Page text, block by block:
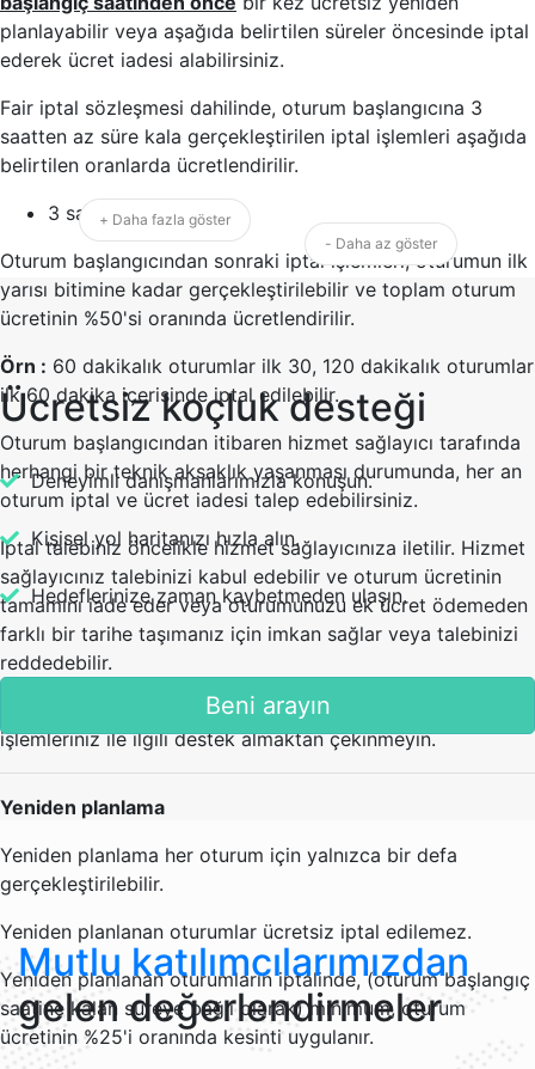
planlayabilir veya aşağıda belirtilen süreler öncesinde iptal
ederek ücret iadesi alabilirsiniz.
Fair iptal sözleşmesi dahilinde, oturum başlangıcına 3
saatten az süre kala gerçekleştirilen iptal işlemleri aşağıda
belirtilen oranlarda ücretlendirilir.
3 saatten az : %25
Oturum başlangıcından sonraki iptal işlemleri, oturumun ilk
yarısı bitimine kadar gerçekleştirilebilir ve toplam oturum
ücretinin %50'si oranında ücretlendirilir.
Örn : 60 dakikalık oturumlar ilk 30, 120 dakikalık oturumlar
ilk 60 dakika içerisinde iptal edilebilir.
Oturum başlangıcından itibaren hizmet sağlayıcı tarafında
herhangi bir teknik aksaklık yaşanması durumunda, her an
oturum iptal ve ücret iadesi talep edebilirsiniz.
İptal talebiniz öncelikle hizmet sağlayıcınıza iletilir. Hizmet
sağlayıcınız talebinizi kabul edebilir ve oturum ücretinin
tamamını iade eder veya oturumunuzu ek ücret ödemeden
farklı bir tarihe taşımanız için imkan sağlar veya talebinizi
reddedebilir.
Müşteri hizmetleri ekibimizle iletişime geçerek iptal/iade
işlemleriniz ile ilgili destek almaktan çekinmeyin.
Yeniden planlama
Yeniden planlama her oturum için yalnızca bir defa
gerçekleştirilebilir.
Yeniden planlanan oturumlar ücretsiz iptal edilemez.
Yeniden planlanan oturumların iptalinde, (oturum başlangıç
saatine kalan süreye bağlı olarak) minimum, oturum
ücretinin %25'i oranında kesinti uygulanır.
+ Daha fazla göster
- Daha az göster
Ücretsiz koçluk desteği
Deneyimli danışmanlarımızla konuşun.
Kişisel yol haritanızı hızla alın.
Hedeflerinize zaman kaybetmeden ulaşın.
Beni arayın
Mutlu katılımcılarımızdan
gelen değerlendirmeler